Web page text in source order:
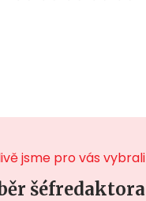
jsme pro vás vybrali
šéfredaktora